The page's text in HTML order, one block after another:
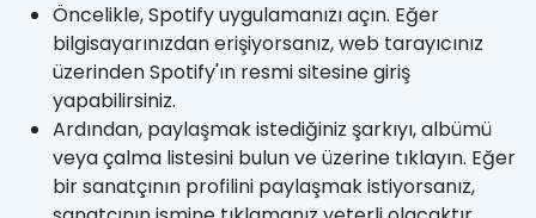
Öncelikle, Spotify uygulamanızı açın. Eğer
bilgisayarınızdan erişiyorsanız, web tarayıcınız
üzerinden Spotify'ın resmi sitesine giriş
yapabilirsiniz.
Ardından, paylaşmak istediğiniz şarkıyı, albümü
veya çalma listesini bulun ve üzerine tıklayın. Eğer
bir sanatçının profilini paylaşmak istiyorsanız,